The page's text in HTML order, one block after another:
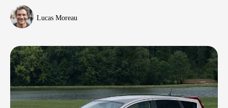
Lucas Moreau